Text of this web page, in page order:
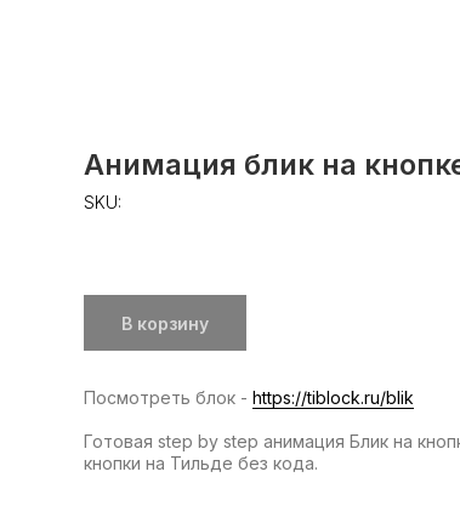
Анимация блик на
SKU:
В корзину
Посмотреть блок - https://tiblock.ru/blik
Готовая step by step анимация Блик на
кнопки на Тильде без кода.